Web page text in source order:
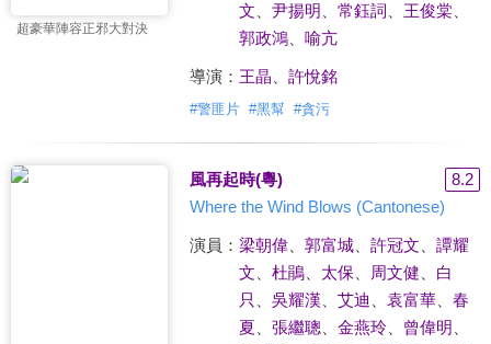
超豪華陣容正邪大對決
文
尹揚明 常鈺詞 王俊棠
郭政鴻、 喻亢
導演： 王晶 許悅銘
#警匪片 #黑幫 #貪污
風再起時(粵)
8.2
Where the Wind Blows (Cantonese)
演員： 梁朝偉、 郭富城、 許冠文
譚耀
文
杜鵑、 太保 周文健
白
只
吳耀漢 艾迪 袁富華、 春
夏
張繼聰 金燕玲、 曾偉明